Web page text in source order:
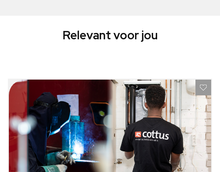
Relevant voor jou